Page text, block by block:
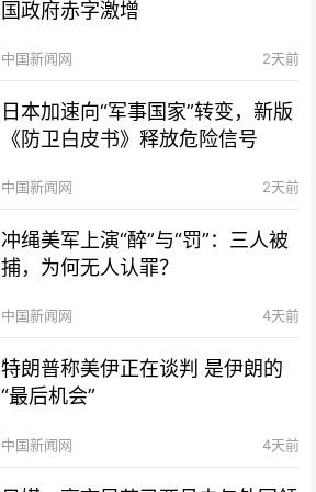
国政府赤字激增
中国新闻网 2天前
日本加速向“军事国家”转变，新版
《防卫白皮书》释放危险信号
中国新闻网 2天前
冲绳美军上演“醉”与“罚”：三人被
捕，为何无人认罪？
中国新闻网 4天前
特朗普称美伊正在谈判 是伊朗的
“最后机会”
中国新闻网 4天前